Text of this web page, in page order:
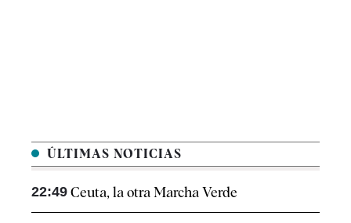
ÚLTIMAS NOTICIAS
22:49 Ceuta, la otra Marcha Verde